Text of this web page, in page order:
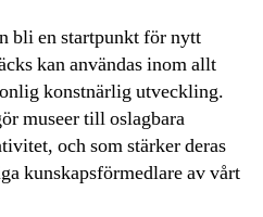
bli en startpunkt för nytt
kan användas inom allt
konstnärlig utveckling.
museer till oslagbara
och som stärker deras
kunskapsförmedlare av vårt